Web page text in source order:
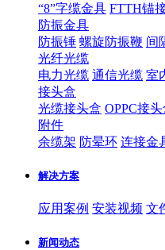
“8”字缆金具 FTTH锚
防振金具
防振锤 螺旋防振鞭 间
光纤光缆
电力光缆 通信光缆 室
接头盒
光缆接头盒 OPPC接头
附件
余缆架 防晕环 连接金
解决方案
应用案例 安装视频 文
新闻动态